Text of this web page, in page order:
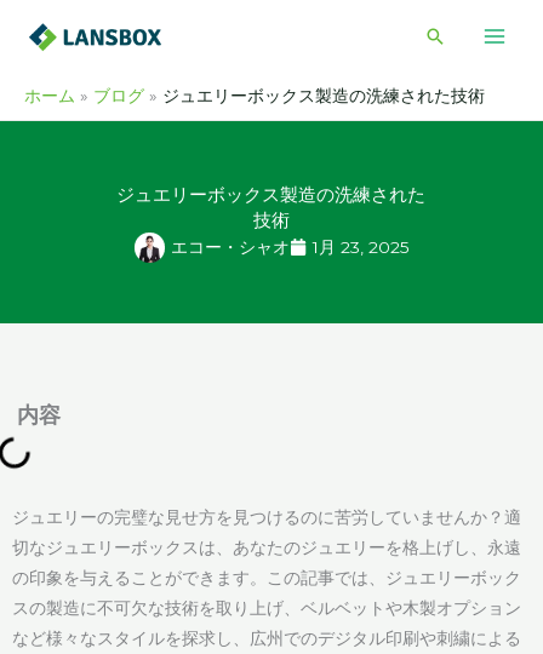
検
ホーム ブログ ジュエリーボックス製造の洗練された技術
ジュエリーボックス製造の洗練された
技術
エコー・シャオ 1月 23, 2025
容
ジュエリーの完璧な見せ方を見つけるのに苦労していませんか？適
切なジュエリーボックスは、あなたのジュエリーを格上げし、永遠
の印象を与えることができます。この記事では、ジュエリーボック
スの製造に不可欠な技術を取り上げ、ベルベットや木製オプション
など様々なスタイルを探求し、広州でのデジタル印刷や刺繍による